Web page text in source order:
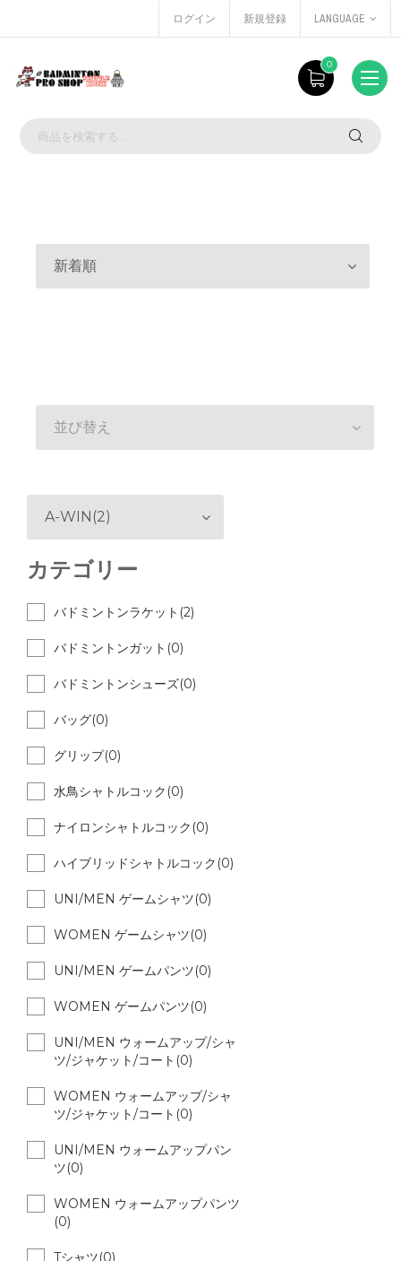
ログイン 新規登録 LANGUAGE
0
新着順
並び替え
A-WIN(2)
カテゴリー
バドミントンラケット(2)
バドミントンガット(0)
バドミントンシューズ(0)
バッグ(0)
グリップ(0)
水鳥シャトルコック(0)
ナイロンシャトルコック(0)
ハイブリッドシャトルコック(0)
UNI/MEN ゲームシャツ(0)
WOMEN ゲームシャツ(0)
UNI/MEN ゲームパンツ(0)
WOMEN ゲームパンツ(0)
UNI/MEN ウォームアップ/シャ
ツ/ジャケット/コート(0)
WOMEN ウォームアップ/シャ
ツ/ジャケット/コート(0)
UNI/MEN ウォームアップパン
ツ(0)
WOMEN ウォームアップパンツ
(0)
Tシャツ(0)